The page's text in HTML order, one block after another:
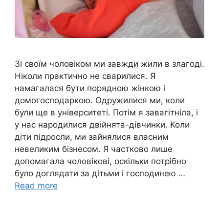
Зі своїм чоловіком ми завжди жили в злагоді.
Ніколи практично не сварилися. Я
намагалася бути порядною жінкою і
домогосподаркою. Одружилися ми, коли
були ще в університеті. Потім я завагітніла, і
у нас народилися двійнята-дівчинки. Коли
діти підросли, ми зайнялися власним
невеликим бізнесом. Я частково лише
допомагала чоловікові, оскільки потрібно
було доглядати за дітьми і господинею …
Read more